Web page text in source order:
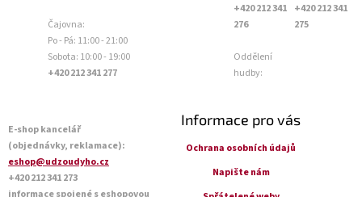
Čajovna:
Po - Pá: 11:00 - 21:00
Sobota: 10:00 - 19:00
+420 212 341 277
+420 212 341
276
Oddělení
hudby:
+420 212 341
275
E-shop kancelář
(objednávky, reklamace):
eshop@udzoudyho.cz
+420 212 341 273
informace spojené s eshopovou
Informace pro vás
Ochrana osobních údajů
Napište nám